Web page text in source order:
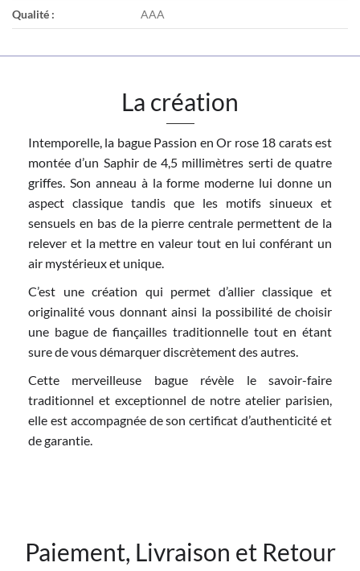
Qualité : AAA
La création
Intemporelle, la bague Passion en Or rose 18 carats est
montée d’un Saphir de 4,5 millimètres serti de quatre
griffes. Son anneau à la forme moderne lui donne un
aspect classique tandis que les motifs sinueux et
sensuels en bas de la pierre centrale permettent de la
relever et la mettre en valeur tout en lui conférant un
air mystérieux et unique.
C’est une création qui permet d’allier classique et
originalité vous donnant ainsi la possibilité de choisir
une bague de fiançailles traditionnelle tout en étant
sure de vous démarquer discrètement des autres.
Cette merveilleuse bague révèle le savoir-faire
traditionnel et exceptionnel de notre atelier parisien,
elle est accompagnée de son certificat d’authenticité et
de garantie.
Paiement, Livraison et Retour